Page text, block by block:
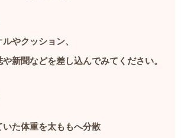
やクッション、
新聞などを差し込んでみてください。
いた体重を太ももへ分散